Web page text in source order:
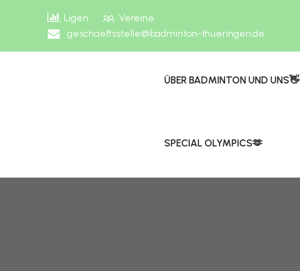
Ligen
Vereine
geschaeftsstelle@badminton-thueringen.de
ÜBER BADMINTON UND UNS👋
​​SPECIAL OLYMPICS🫶